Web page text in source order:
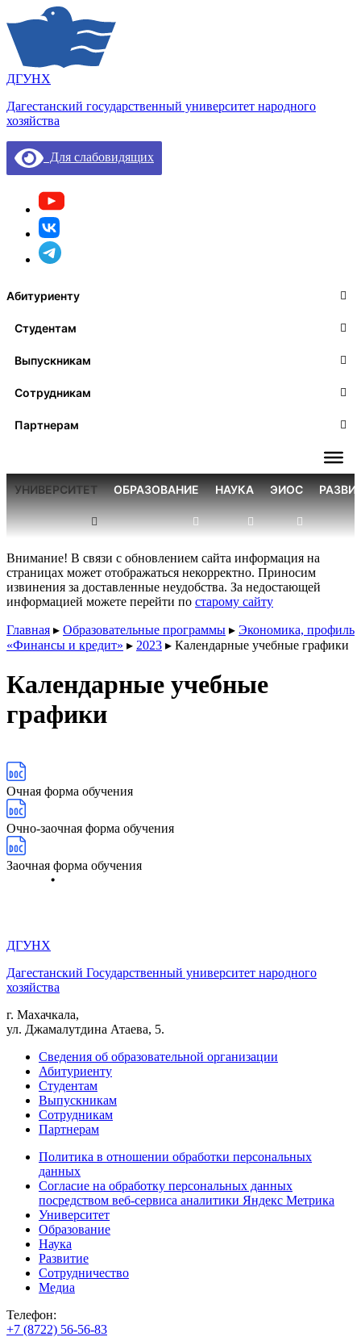
ДГУНХ
Дагестанский государственный университет народного
хозяйства
Для слабовидящих
Абитуриенту
Студентам
Выпускникам
Сотрудникам
Партнерам
УНИВЕРСИТЕТ ОБРАЗОВАНИЕ НАУКА ЭИОС
Внимание! В связи с обновлением сайта информация на
страницах может отображаться некорректно. Приносим
извинения за доставленные неудобства. За недостающей
информацией можете перейти по старому сайту
Главная ▸ Образовательные программы ▸ Экономика, профиль
«Финансы и кредит» ▸ 2023 ▸ Календарные учебные графики
Календарные учебные
графики
Очная форма обучения
Очно-заочная форма обучения
Заочная форма обучения
ДГУНХ
Дагестанский Государственный университет народного
хозяйства
г. Махачкала,
ул. Джамалутдина Атаева, 5.
Сведения об образовательной организации
Абитуриенту
Студентам
Выпускникам
Сотрудникам
Партнерам
Политика в отношении обработки персональных
данных
Согласие на обработку персональных данных
посредством веб-сервиса аналитики Яндекс Метрика
Университет
Образование
Наука
Развитие
Сотрудничество
Медиа
Телефон:
+7 (8722) 56-56-83